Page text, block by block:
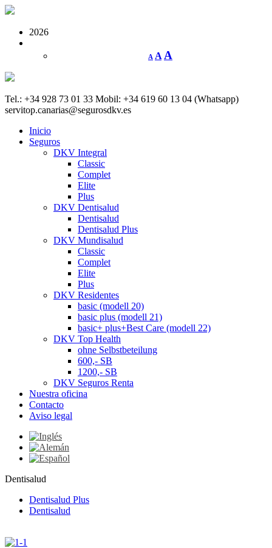
2026
A A A
Tel.: +34 928 73 01 33 Mobil: +34 619 60 13 04 (Whatsapp)
servitop.canarias@segurosdkv.es
Inicio
Seguros
DKV Integral
Classic
Complet
Elite
Plus
DKV Dentisalud
Dentisalud
Dentisalud Plus
DKV Mundisalud
Classic
Complet
Elite
Plus
DKV Residentes
basic (modell 20)
basic plus (modell 21)
basic+ plus+Best Care (modell 22)
DKV Top Health
ohne Selbstbeteilung
600,- SB
1200,- SB
DKV Seguros Renta
Nuestra oficina
Contacto
Aviso legal
Dentisalud
Dentisalud Plus
Dentisalud